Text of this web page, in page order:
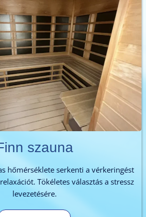
szauna
hőmérséklete serkenti a vérkeringést
Tökéletes választás a stressz
levezetésére.